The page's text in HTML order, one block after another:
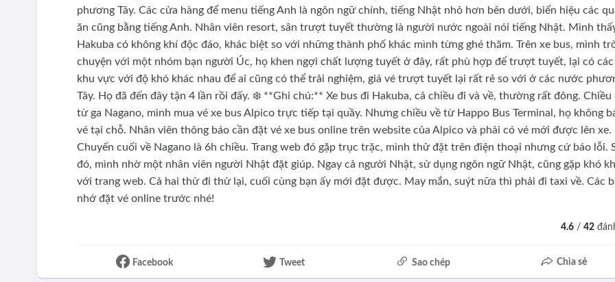
phương Tây. Các cửa hàng để menu tiếng Anh là ngôn ngữ chính, tiếng Nhật nhỏ hơn bên dưới, biển hiệu các
ăn cũng bằng tiếng Anh. Nhân viên resort, sân trượt tuyết thường là người nước ngoài nói tiếng Nhật. Mình
Hakuba có không khí độc đáo, khác biệt so với những thành phố khác mình từng ghé thăm. Trên xe bus, mình
chuyện với một nhóm bạn người Úc, họ khen ngợi chất lượng tuyết ở đây, rất phù hợp để trượt tuyết, lại có các
khu vực với độ khó khác nhau để ai cũng có thể trải nghiệm, giá vé trượt tuyết lại rất rẻ so với ở các nước
Tây. Họ đã đến đây tận 4 lần rồi đấy. ❄️ **Ghi chú:** Xe bus đi Hakuba, cả chiều đi và về, thường rất đông. Chiều
từ ga Nagano, mình mua vé xe bus Alpico trực tiếp tại quầy. Nhưng chiều về từ Happo Bus Terminal, họ không
vé tại chỗ. Nhân viên thông báo cần đặt vé xe bus online trên website của Alpico và phải có vé mới được lên xe.
Chuyến cuối về Nagano là 6h chiều. Trang web đó gặp trục trặc, mình thử đặt trên điện thoại nhưng cứ báo lỗi.
đó, mình nhờ một nhân viên người Nhật đặt giúp. Ngay cả người Nhật, sử dụng ngôn ngữ Nhật, cũng gặp khó
với trang web. Cả hai thử đi thử lại, cuối cùng bạn ấy mới đặt được. May mắn, suýt nữa thì phải đi taxi về. Các
nhớ đặt vé online trước nhé!
4.6 /42
Facebook Tweet Sao chép Chia sẻ